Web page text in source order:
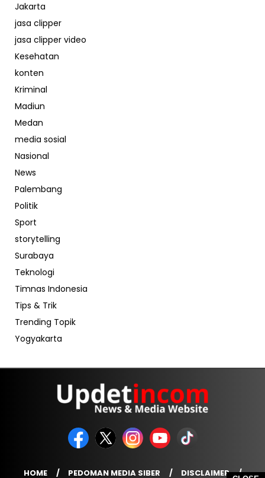
Jakarta
jasa clipper
jasa clipper video
Kesehatan
konten
Kriminal
Madiun
Medan
media sosial
Nasional
News
Palembang
Politik
Sport
storytelling
Surabaya
Teknologi
Timnas Indonesia
Tips & Trik
Trending Topik
Yogyakarta
HOME PEDOMAN MEDIA SIBER DISCLAIMER